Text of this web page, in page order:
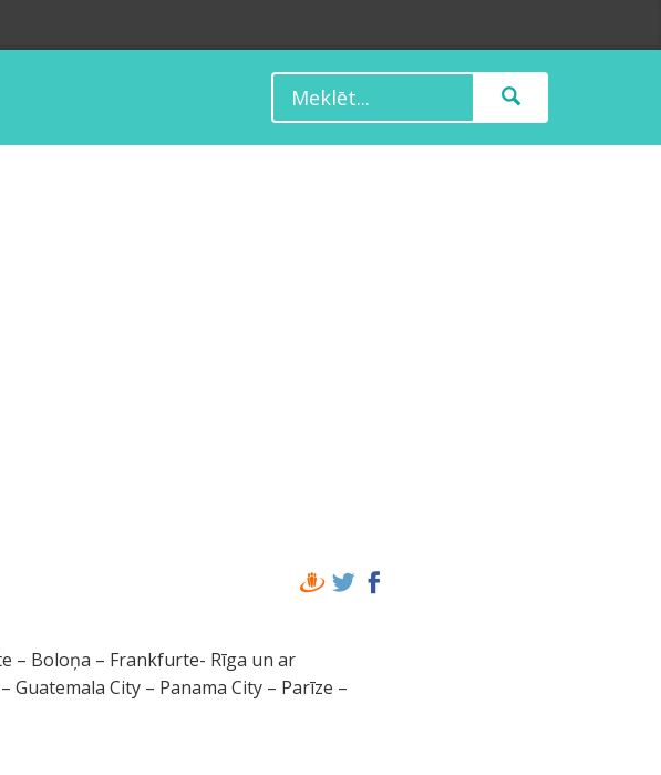
– Boloņa – Frankfurte- Rīga un ar
City – Panama City – Parīze –